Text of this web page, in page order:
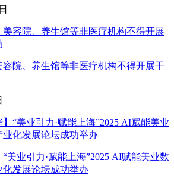
容院、养生馆等非医疗机构不得开展干
“美业引力·赋能上海”2025 AI赋能美业数
发展论坛成功举办